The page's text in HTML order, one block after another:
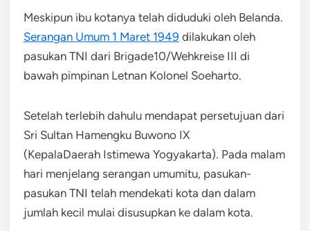
Meskipun ibu kotanya telah diduduki oleh Belanda.
Serangan Umum 1 Maret 1949 dilakukan oleh
pasukan TNI dari Brigade10/Wehkreise III di
bawah pimpinan Letnan Kolonel Soeharto.
Setelah terlebih dahulu mendapat persetujuan dari
Sri Sultan Hamengku Buwono IX
(KepalaDaerah Istimewa Yogyakarta). Pada malam
hari menjelang serangan umumitu, pasukan-
pasukan TNI telah mendekati kota dan dalam
jumlah kecil mulai disusupkan ke dalam kota.